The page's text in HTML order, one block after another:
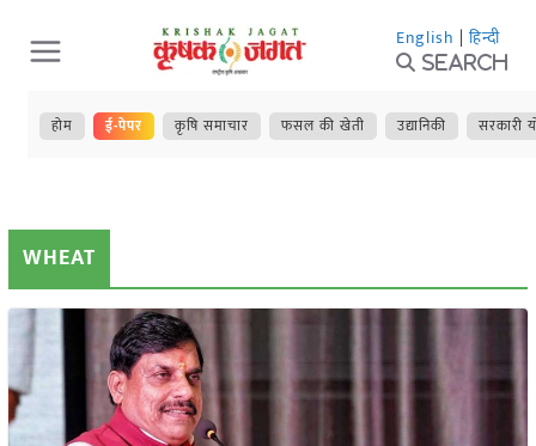
Skip
to
content
English | हिन्दी
Search
होम ई-पेपर कृषि समाचार फसल की खेती उद्यानिकी सरकारी
WHEAT